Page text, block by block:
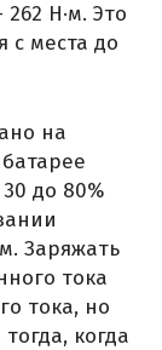
Н·м. Это
с места до
на
до 80%
Заряжать
тока
тока, но
когда